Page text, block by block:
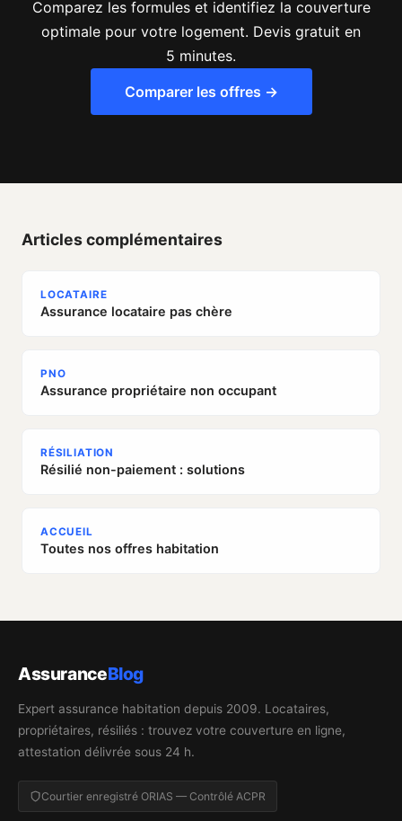
Comparez les formules et identifiez la couverture
optimale pour votre logement. Devis gratuit en
5 minutes.
Comparer les offres →
Articles complémentaires
LOCATAIRE
Assurance locataire pas chère
PNO
Assurance propriétaire non occupant
RÉSILIATION
Résilié non-paiement : solutions
ACCUEIL
Toutes nos offres habitation
AssuranceBlog
Expert assurance habitation depuis 2009. Locataires,
propriétaires, résiliés : trouvez votre couverture en ligne,
attestation délivrée sous 24 h.
Courtier enregistré ORIAS — Contrôlé ACPR